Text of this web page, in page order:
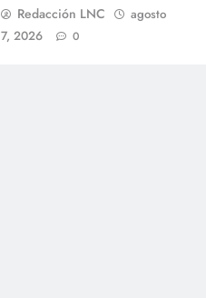
Redacción LNC
agosto
7, 2026
0